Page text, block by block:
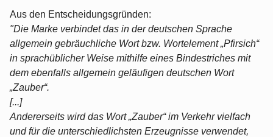
Aus den Entscheidungsgründen:
"Die Marke verbindet das in der deutschen Sprache
allgemein gebräuchliche Wort bzw. Wortelement „Pfirsich“
in sprachüblicher Weise mithilfe eines Bindestriches mit
dem ebenfalls allgemein geläufigen deutschen Wort
„Zauber“.
[...]
Andererseits wird das Wort „Zauber“ im Verkehr vielfach
und für die unterschiedlichsten Erzeugnisse verwendet,